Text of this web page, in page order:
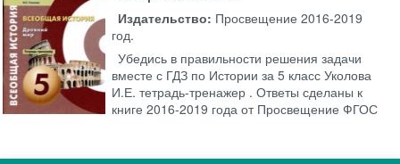
Издательство: Просвещение 2016-2019
год.
Убедись в правильности решения задачи
вместе с ГДЗ по Истории за 5 класс Уколова
И.Е. тетрадь-тренажер . Ответы сделаны к
книге 2016-2019 года от Просвещение ФГОС